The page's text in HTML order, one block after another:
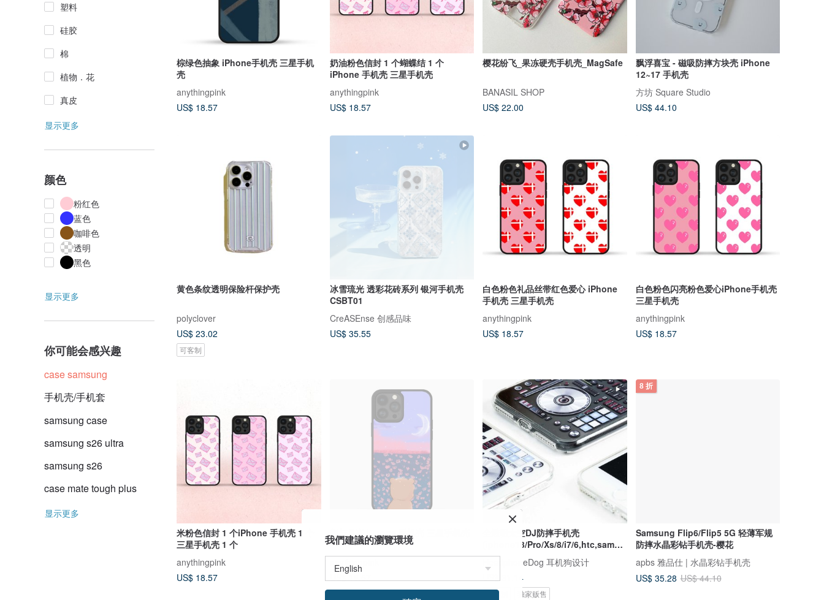
塑料
硅胶
棉
植物．花
真皮
显示更多
颜色
粉红色
蓝色
咖啡色
透明
黑色
显示更多
你可能会感兴趣
case samsung
手机壳/手机套
samsung case
samsung s26 ultra
samsung s26
case mate tough plus
显示更多
棕绿色抽象 iPhone手机壳 三星手机
壳
anythingpink
US$ 18.57
奶油粉色信封 1 个蝴蝶结 1 个
iPhone 手机壳 三星手机壳
anythingpink
US$ 18.57
樱花纷飞_果冻硬壳手机壳_MagSafe
BANASIL SHOP
US$ 22.00
飘浮喜宝 - 磁吸防摔方块壳 iPhone
12~17 手机壳
方坊 Square Studio
US$ 44.10
黄色条纹透明保险杆保护壳
polyclover
US$ 23.02
可客制
冰雪琉光 透彩花砖系列 银河手机壳
CSBT01
CreASEnse 创感品味
US$ 35.55
白色粉色礼品丝带红色爱心 iPhone
手机壳 三星手机壳
anythingpink
US$ 18.57
白色粉色闪亮粉色爱心iPhone手机壳
三星手机壳
anythingpink
US$ 18.57
米粉色信封 1 个iPhone 手机壳 1 个
三星手机壳 1 个
anythingpink
US$ 18.57
熊与月亮 iPhone 手机壳 三星手机壳
anythingpink
US$ 18.57
全透明太空DJ防摔手机壳
(iphone13/Pro/Xs/8/i7/6,htc,samsu
ng)HeadphoneDog 耳机狗设计
US$ 31.14
可客制 独家贩售
8 折
Samsung Flip6/Flip5 5G 轻薄军规
防摔水晶彩钻手机壳-樱花
apbs 雅品仕 | 水晶彩钻手机壳
US$ 35.28 US$ 44.10
我們建議的瀏覽環境